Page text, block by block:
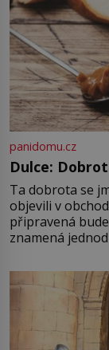
panidomu.cz
Dulce:
Ta dobrota se
objevili v
připravená
znamená
pře hned
Francie, kde se